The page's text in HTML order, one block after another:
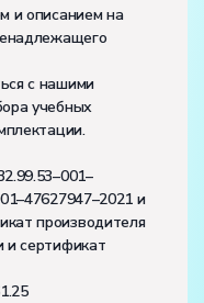
и описанием на
с нашими
учебных
и
производителя
сертификат